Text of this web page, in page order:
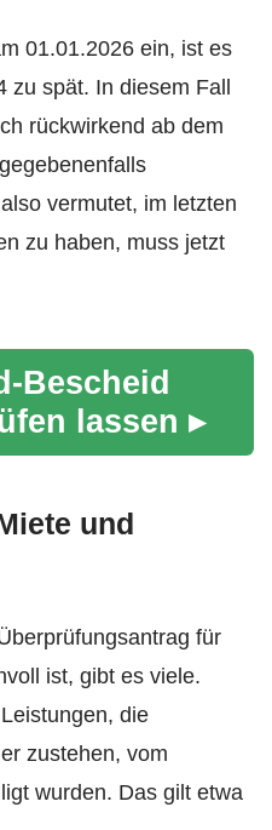
01.01.2026 ein, ist es
spät. In diesem Fall
rückwirkend ab dem
vermutet, im letzten
zu haben, muss jetzt
Bescheid
lassen ▸
und
für
ist, gibt es viele.
die
zustehen, vom
wurden. Das gilt etwa